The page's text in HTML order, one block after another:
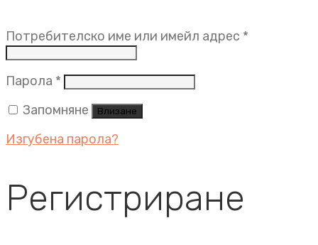
Потребителско име или имейл адрес *
Парола * Задължително
Запомняне
Влизане
Изгубена парола?
Регистриране